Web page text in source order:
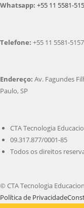
Whatsapp: +55 11 5581-
Telefone: +55 11 5581-5157
Endereço: Av. Fagundes
Paulo, SP
CTA Tecnologia
09.317.877/0001-85
Todos os direitos
© CTA Tecnologia
Política de Privacidade